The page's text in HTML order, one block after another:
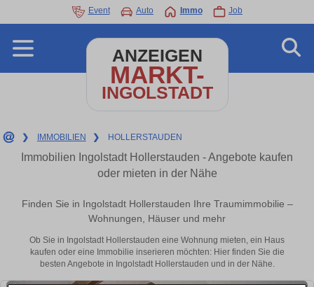
Event Auto Immo Job
ANZEIGEN
MARKT-
INGOLSTADT
❯ IMMOBILIEN ❯ HOLLERSTAUDEN
Immobilien Ingolstadt Hollerstauden - Angebote kaufen
oder mieten in der Nähe
Finden Sie in Ingolstadt Hollerstauden Ihre Traumimmobilie –
Wohnungen, Häuser und mehr
Ob Sie in Ingolstadt Hollerstauden eine Wohnung mieten, ein Haus
kaufen oder eine Immobilie inserieren möchten: Hier finden Sie die
besten Angebote in Ingolstadt Hollerstauden und in der Nähe.